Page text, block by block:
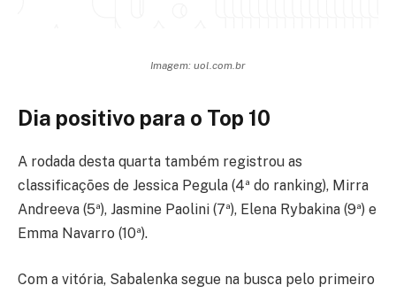
Imagem: uol.com.br
Dia positivo para o Top 10
A rodada desta quarta também registrou as
classificações de Jessica Pegula (4ª do ranking), Mirra
Andreeva (5ª), Jasmine Paolini (7ª), Elena Rybakina (9ª) e
Emma Navarro (10ª).
Com a vitória, Sabalenka segue na busca pelo primeiro